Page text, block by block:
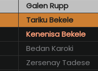
Galen Rupp
Tariku Bekele
Kenenisa Bekele
Bedan Karoki
Zersenay Tadese